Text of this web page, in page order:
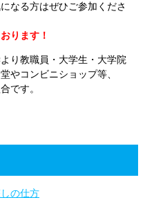
なる方はぜひご参加くださ
ります！
り教職員・大学生・大学院
やコンビニショップ等、
です。
の仕方